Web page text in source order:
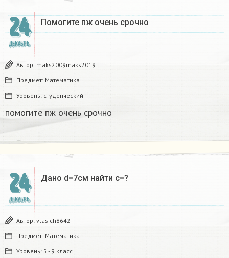
24
ДЕКАБРЬ
Помогите пж очень срочно​
Автор: maks2009maks2019
Предмет: Математика
Уровень: студенческий
помогите пж очень срочно​
24
ДЕКАБРЬ
Дано d=7см найти с=?​
Автор: vlasich8642
Предмет: Математика
Уровень: 5 - 9 класс